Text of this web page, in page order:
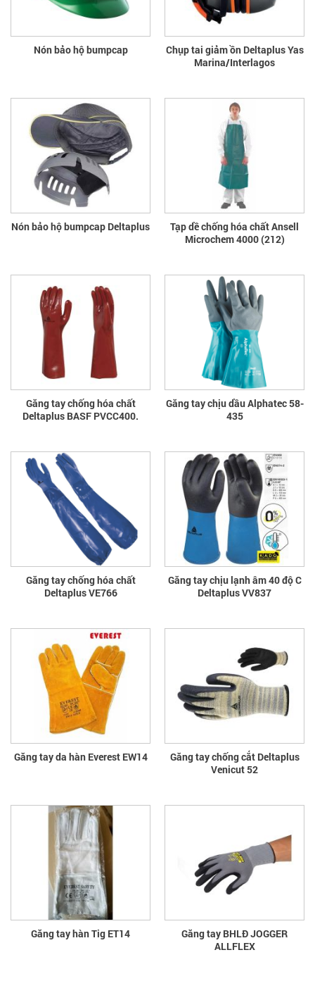
Nón bảo hộ bumpcap
Chụp tai giảm ồn Deltaplus Yas
Marina/Interlagos
Nón bảo hộ bumpcap Deltaplus
Tạp dề chống hóa chất Ansell
Microchem 4000 (212)
Găng tay chống hóa chất
Deltaplus BASF PVCC400.
Găng tay chịu dầu Alphatec 58-
435
Găng tay chống hóa chất
Deltaplus VE766
Găng tay chịu lạnh âm 40 độ C
Deltaplus VV837
Găng tay da hàn Everest EW14
Găng tay chống cắt Deltaplus
Venicut 52
Găng tay hàn Tig ET14
Găng tay BHLĐ JOGGER
ALLFLEX